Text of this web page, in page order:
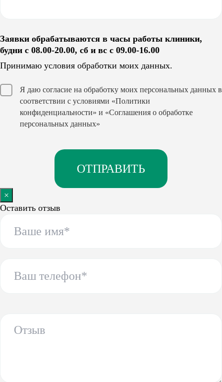
Заявки обрабатываются в часы работы клиники,
будни с 08.00-20.00, сб и вс с 09.00-16.00
Принимаю условия обработки моих данных.
Я даю согласие на обработку моих персональных данных в
соответствии с условиями «Политики
конфиденциальности» и «Соглашения о обработке
персональных данных»
×
Оставить отзыв